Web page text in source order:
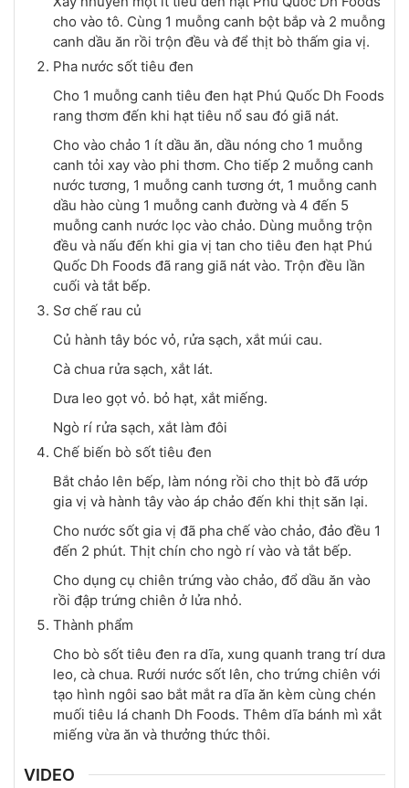
cho vào tô. Cùng 1 muỗng canh bột bắp và 2 muỗng
canh dầu ăn rồi trộn đều và để thịt bò thấm gia vị.
Pha nước sốt tiêu đen
Cho 1 muỗng canh tiêu đen hạt Phú Quốc Dh Foods
rang thơm đến khi hạt tiêu nổ sau đó giã nát.
Cho vào chảo 1 ít dầu ăn, dầu nóng cho 1 muỗng
canh tỏi xay vào phi thơm. Cho tiếp 2 muỗng canh
nước tương, 1 muỗng canh tương ớt, 1 muỗng canh
dầu hào cùng 1 muỗng canh đường và 4 đến 5
muỗng canh nước lọc vào chảo. Dùng muỗng trộn
đều và nấu đến khi gia vị tan cho tiêu đen hạt Phú
Quốc Dh Foods đã rang giã nát vào. Trộn đều lần
cuối và tắt bếp.
Sơ chế rau củ
Củ hành tây bóc vỏ, rửa sạch, xắt múi cau.
Cà chua rửa sạch, xắt lát.
Dưa leo gọt vỏ. bỏ hạt, xắt miếng.
Ngò rí rửa sạch, xắt làm đôi
Chế biến bò sốt tiêu đen
Bắt chảo lên bếp, làm nóng rồi cho thịt bò đã ướp
gia vị và hành tây vào áp chảo đến khi thịt săn lại.
Cho nước sốt gia vị đã pha chế vào chảo, đảo đều 1
đến 2 phút. Thịt chín cho ngò rí vào và tắt bếp.
Cho dụng cụ chiên trứng vào chảo, đổ dầu ăn vào
rồi đập trứng chiên ở lửa nhỏ.
Thành phẩm
Cho bò sốt tiêu đen ra dĩa, xung quanh trang trí dưa
leo, cà chua. Rưới nước sốt lên, cho trứng chiên với
tạo hình ngôi sao bắt mắt ra dĩa ăn kèm cùng chén
muối tiêu lá chanh Dh Foods. Thêm dĩa bánh mì xắt
miếng vừa ăn và thưởng thức thôi.
VIDEO